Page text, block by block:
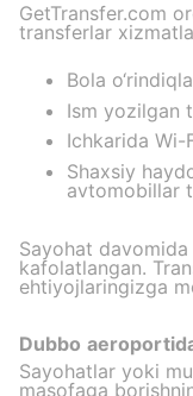
GetTransfer.com
transferlar
Bola
Ism yozilgan
Ichkarida Wi-
Shaxsiy
avtomobillar
Sayohat
kafolatlangan.
ehtiyojlaringizga
Dubbo
Sayohatlar yoki
masofaga